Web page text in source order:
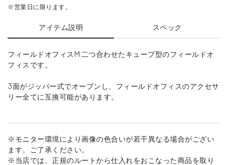
※営業日に限ります。
アイテム説明 スペック
フィールドオフィスM 二つ合わせたキューブ型のフィールドオ
フィスです。
3面がジッパー式でオープンし、フィールドオフィスのアクセサ
リー全てに互換可能があります。
※モニター環境により画像の色合いが若干異なる場合がござい
ます。ご了承ください。
※当店では、正規のルートから仕入れをおこなった商品を取り